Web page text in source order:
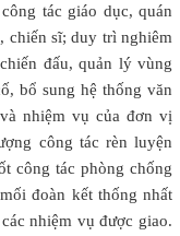
tác giáo dục, quán
chiến sĩ; duy trì nghiêm
đấu, quản lý vùng
bổ sung hệ thống văn
nhiệm vụ của đơn vị
công tác rèn luyện
công tác phòng chống
đoàn kết thống nhất
nhiệm vụ được giao.